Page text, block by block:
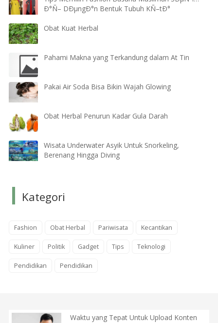
Ð°Ñ– DÐµngÐ°n Bentuk Tubuh KÑ–tÐ°
Obat Kuat Herbal
Pahami Makna yang Terkandung dalam At Tin
Pakai Air Soda Bisa Bikin Wajah Glowing
Obat Herbal Penurun Kadar Gula Darah
Wisata Underwater Asyik Untuk Snorkeling,
Berenang Hingga Diving
Kategori
Fashion Obat Herbal Pariwisata Kecantikan
Kuliner Politik Gadget Tips Teknologi
Pendidikan Pendidikan
Waktu yang Tepat Untuk Upload Konten